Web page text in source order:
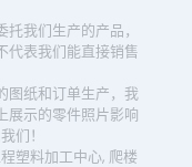
我们生产的产品，
代表我们能直接销售
图纸和订单生产，我
展示的零件照片影响
们！
塑料加工中心, 爬楼